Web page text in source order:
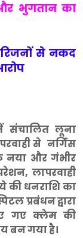
भुगतान का
से नकद
संचालित लूना
से नर्गिस
नया और गंभीर
लापरवाही
की धनराशि का
प्रबंधन द्वारा
गए क्लेम की
बन गया है।